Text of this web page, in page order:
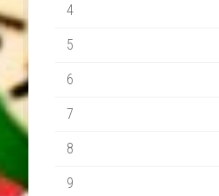
4
5
6
7
8
9